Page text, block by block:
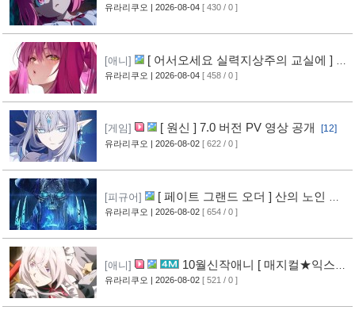
영상 공개
[6]
유라리쿠오 | 2026-08-04 [ 430 / 0 ]
[애니]
[ 어서오세요 실력지상주의 교실에 ] 블
루레이 VOL.2 표지 공개 [7]
유라리쿠오 | 2026-08-04 [ 458 / 0 ]
[게임] [ 원신 ] 7.0 버전 PV 영상 공개 [12]
유라리쿠오 | 2026-08-02 [ 622 / 0 ]
[피규어]
[ 페이트 그랜드 오더 ] 산의 노인 신
작 피규어 공개 [17]
유라리쿠오 | 2026-08-02 [ 654 / 0 ]
[애니]
10월신작애니 [ 매지컬★익스플
로러 ] PV 영상 공개 [12]
유라리쿠오 | 2026-08-02 [ 521 / 0 ]